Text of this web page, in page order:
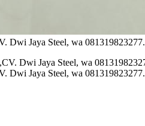
Dwi Jaya Steel, wa 081319823277.
Dwi Jaya Steel, wa 081319823277.